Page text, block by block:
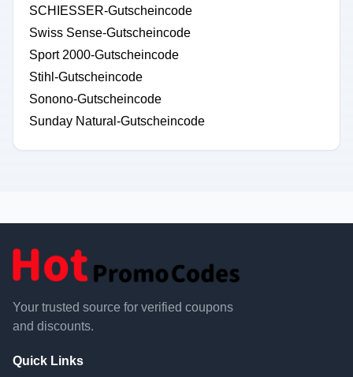
SCHIESSER-Gutscheincode
Swiss Sense-Gutscheincode
Sport 2000-Gutscheincode
Stihl-Gutscheincode
Sonono-Gutscheincode
Sunday Natural-Gutscheincode
Your trusted source for verified coupons
and discounts.
Quick Links